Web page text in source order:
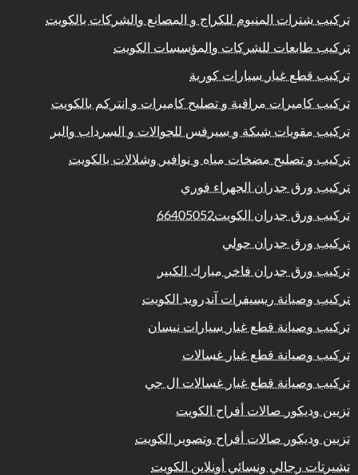
تركيب شترات المنيوم للكراج و المصانع والشركات بالكويت
تركيب طابعات للشركات والمؤسسات الكويت
تركيب قطع غيار سيارات كورية
تركيب كاميرات مراقبة و تصليح كاميرات و انتركم بالكويت
تركيب مقويات شبكة و سيرفس للجوالات و السرداب والبر
تركيب و تصليح مضخات مياه و نوافير وشلالات بالكويت
تركيب ورق جدران الجهراء فوري
تركيب ورق جدران الكويت66405052
تركيب ورق جدران حولي
تركيب ورق جدران فاخر مبارك الكبير
تركيب وصيانة ريسيفرات آندرويد الكويت
تركيب وصيانة قطع غيار سيارات نيسان
تركيب وصيانة قطع غيار غسالات
تركيب وصيانة قطع غيار غسالات ال جي
تزيين وديكور صالات أفراح الكويت
تزيين وديكور صالات أفراح وتصوير الكويت
تشيرتات رجالي ونسائي أونلاين الكويت